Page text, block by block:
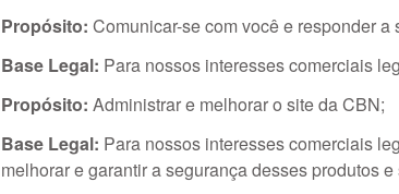
Propósito: Comunicar-se com você e responder
Base Legal: Para nossos interesses comerciais
Propósito: Administrar e melhorar o site da CBN;
Base Legal: Para nossos interesses comerciais
melhorar e garantir a segurança desses produtos e